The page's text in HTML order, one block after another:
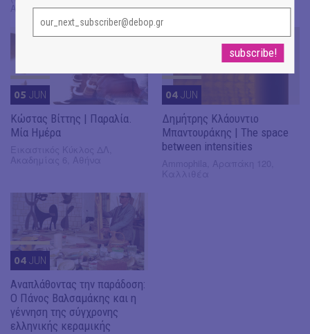
Αθήνα
05 JUN
Κώστας Βίττης | Παραλία.
Μία Ημέρα
04 JUN
Δημήτρης Κλάουντιο
Μπαντουράκης | The space
between intensities
04 JUN
Αναπλάθοντας την παράδοση:
O Πάνος Βαλσαμάκης και η
γέννηση της σύγχρονης
ελληνικής κεραμικής